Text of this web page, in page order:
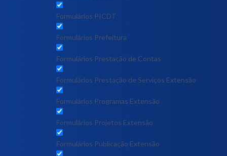
Formulários PICDT
Formulários Prefeitura
Formulários Prestação de Contas
Formulários Prestação de Serviços Extensão
Formulários Programas Extensão
Formulários Projetos Extensão
Formulários Publicação Extensão